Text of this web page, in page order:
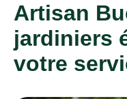
Artisan
jardiniers
votre